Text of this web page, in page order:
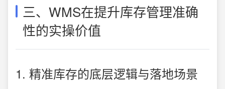
三、WMS在提升库存管理准确
性的实操价值
1. 精准库存的底层逻辑与落地场景